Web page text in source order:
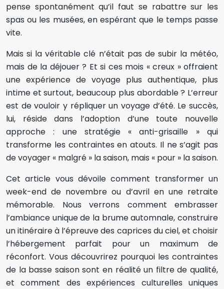
pense spontanément qu’il faut se rabattre sur les
spas ou les musées, en espérant que le temps passe
vite.
Mais si la véritable clé n’était pas de subir la météo,
mais de la déjouer ? Et si ces mois « creux » offraient
une expérience de voyage plus authentique, plus
intime et surtout, beaucoup plus abordable ? L’erreur
est de vouloir y répliquer un voyage d’été. Le succès,
lui, réside dans l’adoption d’une toute nouvelle
approche : une stratégie « anti-grisaille » qui
transforme les contraintes en atouts. Il ne s’agit pas
de voyager « malgré » la saison, mais « pour » la saison.
Cet article vous dévoile comment transformer un
week-end de novembre ou d’avril en une retraite
mémorable. Nous verrons comment embrasser
l’ambiance unique de la brume automnale, construire
un itinéraire à l’épreuve des caprices du ciel, et choisir
l’hébergement parfait pour un maximum de
réconfort. Vous découvrirez pourquoi les contraintes
de la basse saison sont en réalité un filtre de qualité,
et comment des expériences culturelles uniques